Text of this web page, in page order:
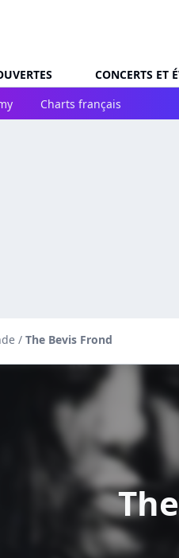
CONCERTS ET
Charts français
/ The Bevis Frond